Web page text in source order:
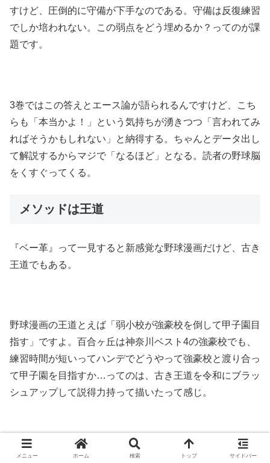
すけど、圧倒的に守備が下手なのである。守備は反復練習
でしか培われない。この弱点をどう埋めるか？ってのが課
題です。
3巻ではこの答えとエース論が語られるんですけど、こち
らも「本当かよ！」という気持ちが湧きつつ「言われてみ
ればそうかもしれない」と納得する。ちゃんとデータ出し
て解説するからマジで「なるほど」となる。読者の野球脳
をくすぐってくる。
メソッドは王道
『ベー革』って一見すると新感覚な野球漫画だけど、古き
王道でもある。
野球漫画の王道とえば「弱小校が強豪校を倒して甲子園目
指す」ですよ。百合ヶ丘は神奈川ベスト4の強豪校でも、
練習時間が短いってハンデでどうやって強豪校と渡り合っ
て甲子園を目指すか…ってのは、古き王道を令和にブラッ
シュアップして説得力持って描いたって感じ。
まだまだジローは試合に出るほどでもなく、本格的に野球
メニュー ホーム 検索 トップ サイドバー